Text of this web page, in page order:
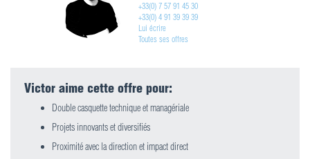
+33(0) 7 57 91 45 30
+33(0) 4 91 39 39 39
Lui écrire
Toutes ses offres
Victor aime cette offre pour:
Double casquette technique et managériale
Projets innovants et diversifiés
Proximité avec la direction et impact direct